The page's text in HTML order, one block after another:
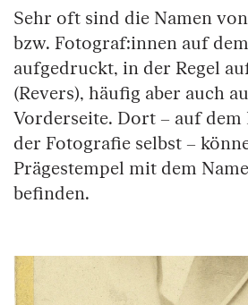
Sehr oft sind die Namen
bzw. Fotograf:innen auf
aufgedruckt, in der Regel
(Revers), häufig aber auch
Vorderseite. Dort – auf
der Fotografie selbst –
Prägestempel mit dem
befinden.